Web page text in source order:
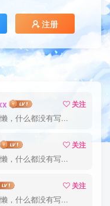
注册
关注
，什么都没有写...
关注
，什么都没有写...
关注
，什么都没有写...